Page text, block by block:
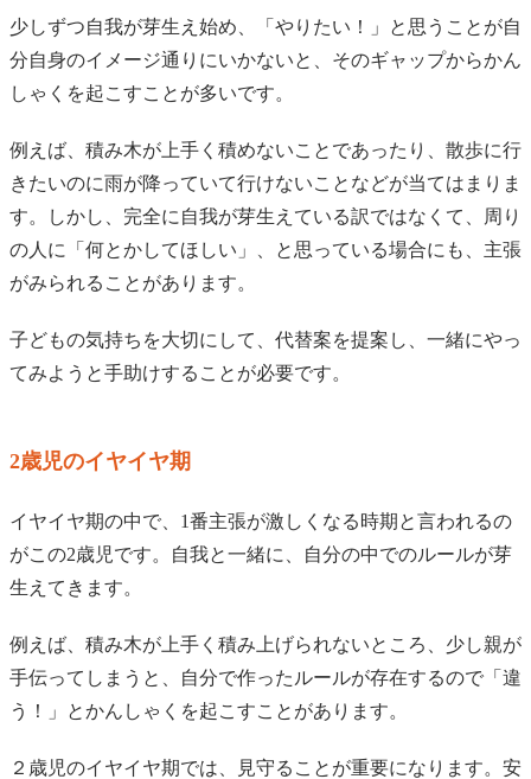
少しずつ自我が芽生え始め、「やりたい！」と思うことが自
分自身のイメージ通りにいかないと、そのギャップからかん
しゃくを起こすことが多いです。
例えば、積み木が上手く積めないことであったり、散歩に行
きたいのに雨が降っていて行けないことなどが当てはまりま
す。しかし、完全に自我が芽生えている訳ではなくて、周り
の人に「何とかしてほしい」、と思っている場合にも、主張
がみられることがあります。
子どもの気持ちを大切にして、代替案を提案し、一緒にやっ
てみようと手助けすることが必要です。
2歳児のイヤイヤ期
イヤイヤ期の中で、1番主張が激しくなる時期と言われるの
がこの2歳児です。自我と一緒に、自分の中でのルールが芽
生えてきます。
例えば、積み木が上手く積み上げられないところ、少し親が
手伝ってしまうと、自分で作ったルールが存在するので「違
う！」とかんしゃくを起こすことがあります。
２歳児のイヤイヤ期では、見守ることが重要になります。安